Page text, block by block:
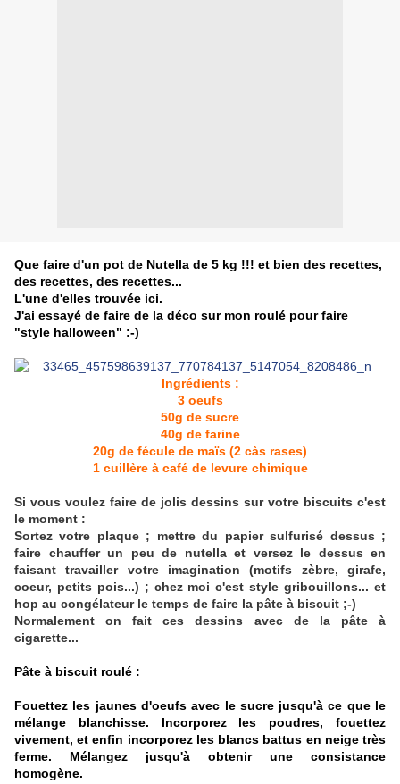
Que faire d'un pot de Nutella de 5 kg !!! et bien des recettes,
des recettes, des recettes...
L'une d'elles trouvée ici.
J'ai essayé de faire de la déco sur mon roulé pour faire
"style halloween" :-)
Ingrédients :
3 oeufs
50g de sucre
40g de farine
20g de fécule de maïs (2 càs rases)
1 cuillère à café de levure chimique
Si vous voulez faire de jolis dessins sur votre biscuits c'est
le moment :
Sortez votre plaque ; mettre du papier sulfurisé dessus ;
faire chauffer un peu de nutella et versez le dessus en
faisant travailler votre imagination (motifs zèbre, girafe,
coeur, petits pois...) ; chez moi c'est style gribouillons... et
hop au congélateur le temps de faire la pâte à biscuit ;-)
Normalement on fait ces dessins avec de la pâte à
cigarette...
Pâte à biscuit roulé :
Fouettez les jaunes d'oeufs avec le sucre jusqu'à ce que le
mélange blanchisse. Incorporez les poudres, fouettez
vivement, et enfin incorporez les blancs battus en neige très
ferme. Mélangez jusqu'à obtenir une consistance
homogène.